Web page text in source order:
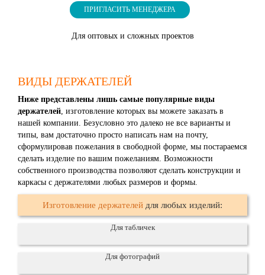
ПРИГЛАСИТЬ МЕНЕДЖЕРА
Для оптовых и сложных проектов
ВИДЫ ДЕРЖАТЕЛЕЙ
Ниже представлены лишь самые популярные виды
держателей, изготовление которых вы можете заказать в
нашей компании. Безусловно это далеко не все варианты и
типы, вам достаточно просто написать нам на почту,
сформулировав пожелания в свободной форме, мы постараемся
сделать изделие по вашим пожеланиям. Возможности
собственного производства позволяют сделать конструкции и
каркасы с держателями любых размеров и формы.
Изготовление держателей для любых изделий:
Для табличек
Для фотографий